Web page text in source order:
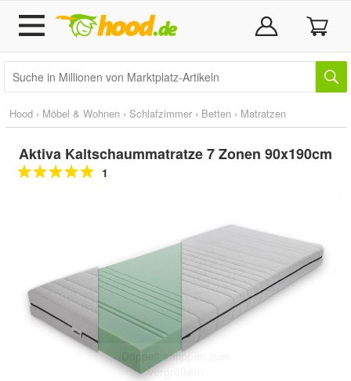
Hood › Möbel & Wohnen › Schlafzimmer › Betten › Matratzen
Aktiva Kaltschaummatratze 7 Zonen 90x190cm
1
Doppelt antippen zum
vergrößern